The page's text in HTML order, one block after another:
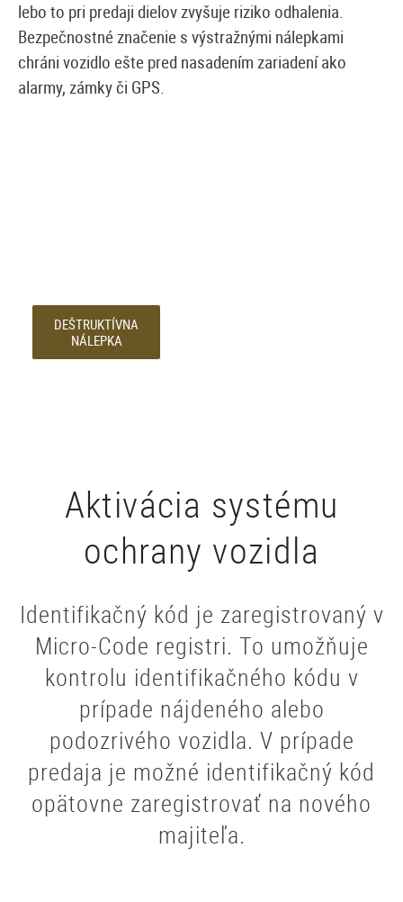
lebo to pri predaji dielov zvyšuje riziko odhalenia.
Bezpečnostné značenie s výstražnými nálepkami
chráni vozidlo ešte pred nasadením zariadení ako
alarmy, zámky či GPS.
DEŠTRUKTÍVNA
NÁLEPKA
Aktivácia systému
ochrany vozidla
Identifikačný kód je zaregistrovaný v
Micro-Code registri. To umožňuje
kontrolu identifikačného kódu v
prípade nájdeného alebo
podozrivého vozidla. V prípade
predaja je možné identifikačný kód
opätovne zaregistrovať na nového
majiteľa.